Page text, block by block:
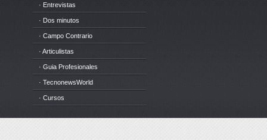
· Entrevistas
· Dos minutos
· Campo Contrario
· Articulistas
· Guia Profesionales
· TecnonewsWorld
· Cursos